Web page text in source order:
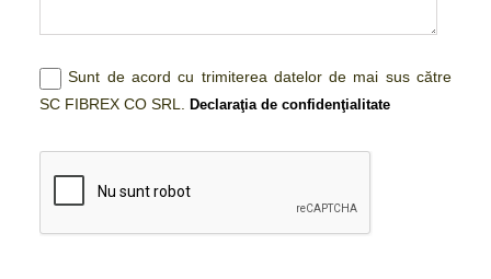
Sunt de acord cu trimiterea datelor de mai sus către
SC FIBREX CO SRL.Declaraţia de confidenţialitate